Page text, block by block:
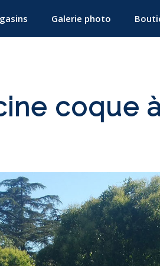
Galerie photo
coque